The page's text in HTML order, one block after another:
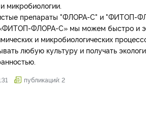
микробиологии.
препараты "ФЛОРА-С" и "ФИТОП-
ФЛОРА-С» мы можем быстро и
и микробиологических
любую культуру и получать
публикаций: 2